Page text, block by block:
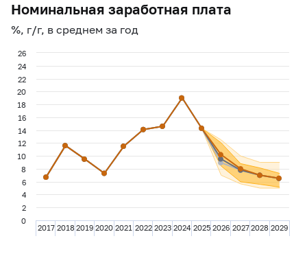
Номинальная заработная плата
%, г/г, в среднем за год
2017 2018 2019 2020 2021 2022 2023 2024 2025 2026 2027 2028 2029
0
2
4
6
8
10
12
14
16
18
20
22
24
26